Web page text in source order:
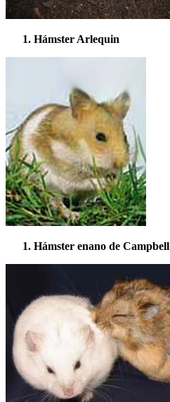
Hámster Arlequin
Hámster enano de Campbell